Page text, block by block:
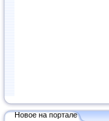
Новое на портале